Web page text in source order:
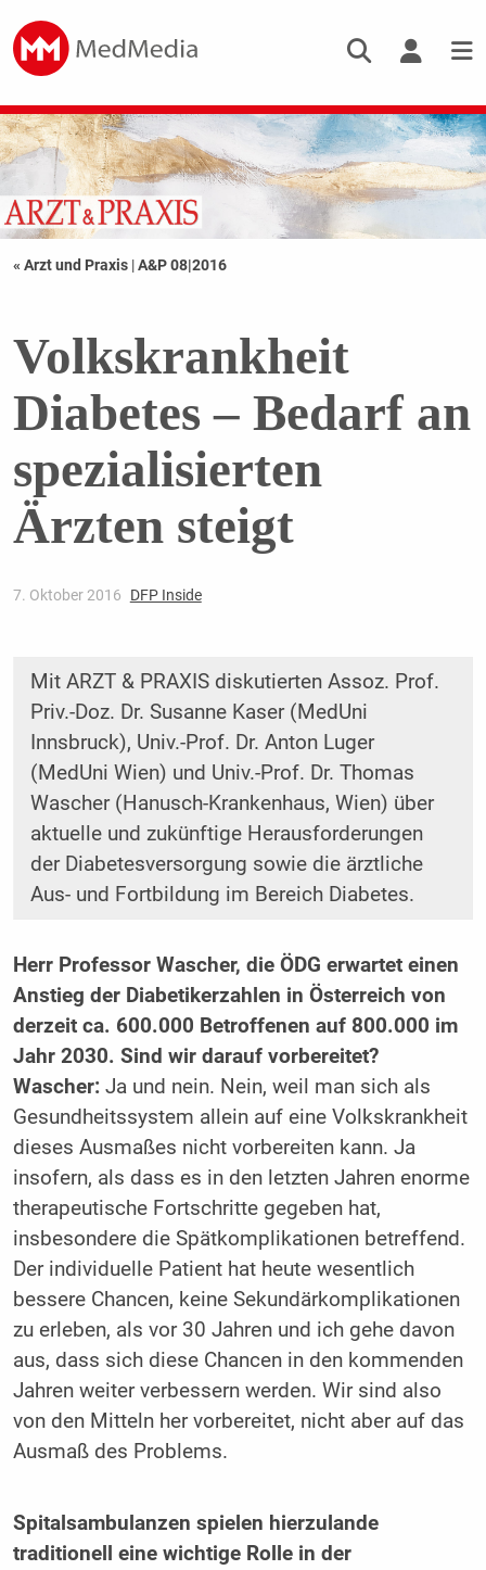
« Arzt und Praxis |A&P 08|2016
Volkskrankheit
Diabetes – Bedarf an
spezialisierten
Ärzten steigt
7. Oktober 2016 DFP Inside
Mit ARZT & PRAXIS diskutierten Assoz. Prof.
Priv.-Doz. Dr. Susanne Kaser (MedUni
Innsbruck), Univ.-Prof. Dr. Anton Luger
(MedUni Wien) und Univ.-Prof. Dr. Thomas
Wascher (Hanusch-Krankenhaus, Wien) über
aktuelle und zukünftige Herausforderungen
der Diabetesversorgung sowie die ärztliche
Aus- und Fortbildung im Bereich Diabetes.
Herr Professor Wascher, die ÖDG ­erwartet einen
Anstieg der Diabetiker­zahlen in Österreich von
derzeit ca. 600.000 Betroffenen auf 800.000 im
Jahr 2030. Sind wir darauf vorbereitet?
Wascher:Ja und nein. Nein, weil man sich als
Gesundheitssystem allein auf eine Volkskrankheit
dieses Ausmaßes nicht vorbereiten kann. Ja
insofern, als dass es in den letzten Jahren enorme
therapeutische Fortschritte gegeben hat,
insbesondere die Spätkomplikationen betreffend.
Der individuelle Patient hat heute wesentlich
bessere Chancen, ­keine Sekundärkomplikationen
zu erleben, als vor 30 Jahren und ich gehe davon
aus, dass sich diese Chancen in den ­kommenden
Jahren weiter verbessern ­werden. Wir sind also
von den Mitteln her vorbereitet, nicht aber auf das
­Ausmaß des Problems.
Spitalsambulanzen spielen ­hierzulande
traditionell eine wichtige Rolle in der